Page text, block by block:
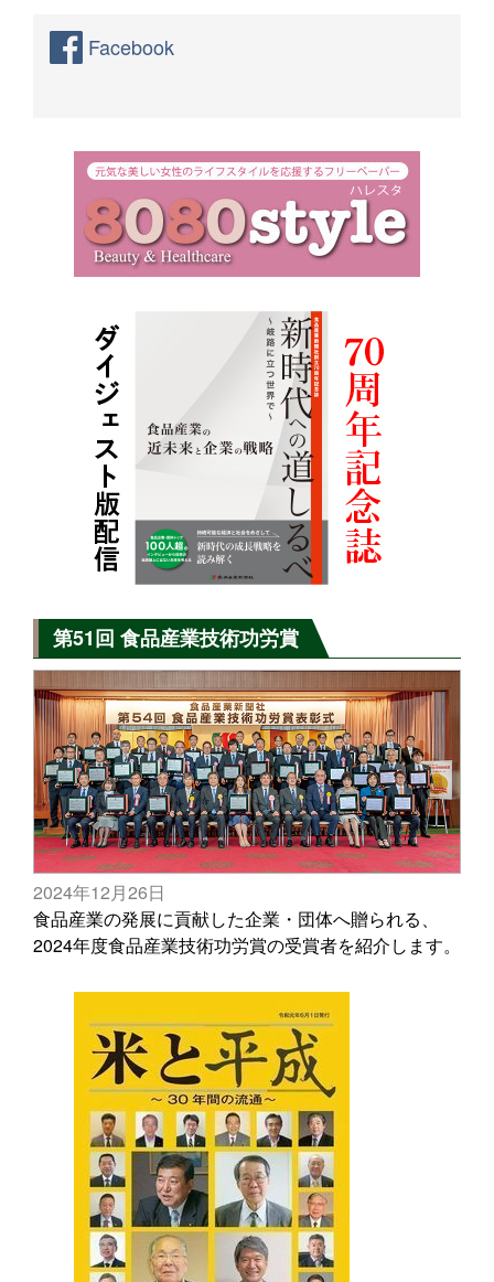
Facebook
第51回 食品産業技術功労賞
2024年12月26日
食品産業の発展に貢献した企業・団体へ贈られる、
2024年度食品産業技術功労賞の受賞者を紹介します。